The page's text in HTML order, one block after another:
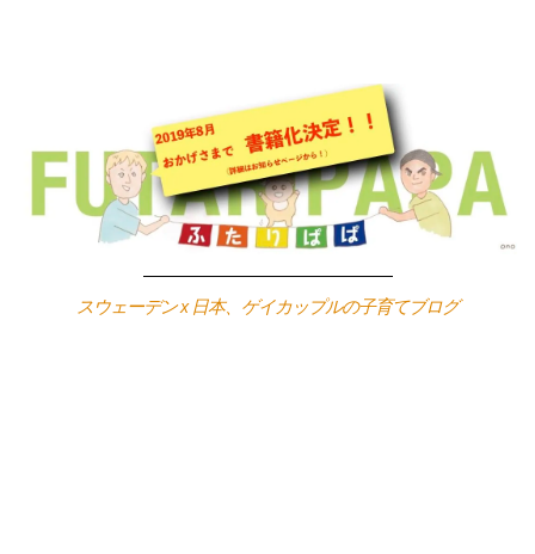
スウェーデン x 日本、ゲイカップルの子育てブログ